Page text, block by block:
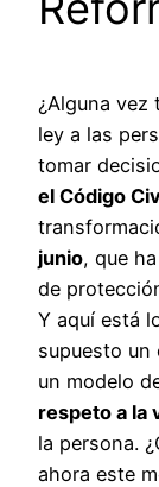
¿Alguna vez
ley a las
tomar
el Código
junio, que
de
Y aquí está
supuesto un
un modelo
respeto a la
la persona.
ahora este